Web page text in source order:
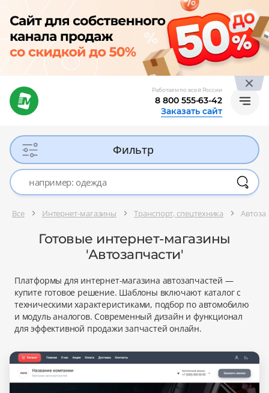
Работаем по всей России
8 800 555-63-42
Заказать сайт
Фильтр
Все Интернет-магазины Транспорт, спецтехника
Готовые интернет-магазины
'Автозапчасти'
Платформы для интернет-магазина автозапчастей —
купите готовое решение. Шаблоны включают каталог с
техническими характеристиками, подбор по автомобилю
и модуль аналогов. Современный дизайн и функционал
для эффективной продажи запчастей онлайн.